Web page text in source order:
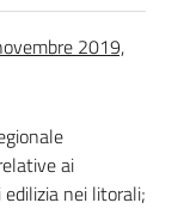
2019,
ai
nei litorali;